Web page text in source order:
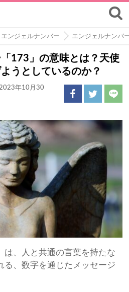
エンジェルナンバー エンジェルナンバ
173」の意味とは？天使
うとしているのか？
年10月30
は、人と共通の言葉を持たな
る、数字を通じたメッセージ